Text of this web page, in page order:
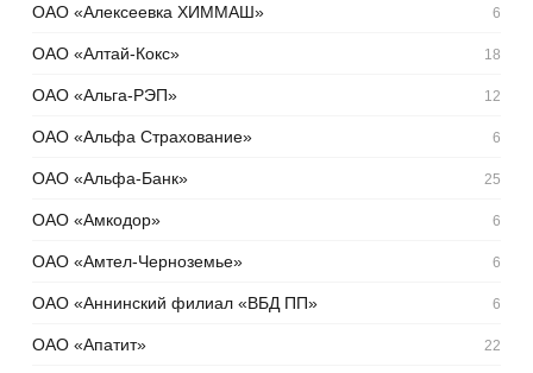
ОАО «Алексеевка ХИММАШ» 6
ОАО «Алтай-Кокс» 18
ОАО «Альга-РЭП» 12
ОАО «Альфа Страхование» 6
ОАО «Альфа-Банк» 25
ОАО «Амкодор» 6
ОАО «Амтел-Черноземье» 6
ОАО «Аннинский филиал «ВБД ПП» 6
ОАО «Апатит» 22